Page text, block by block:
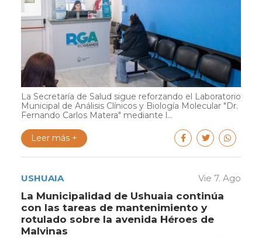
La Secretaría de Salud sigue reforzando el Laboratorio
Municipal de Análisis Clínicos y Biología Molecular "Dr.
Fernando Carlos Matera" mediante l...
Leer más +
USHUAIA Vie 7. Ago
La Municipalidad de Ushuaia continúa
con las tareas de mantenimiento y
rotulado sobre la avenida Héroes de
Malvinas